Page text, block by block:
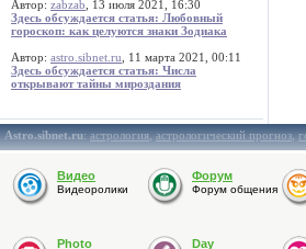
Автор: zabzab , 13 июля 2021, 16:30
Здесь обсуждается статья: Любовный
гороскоп: как целуются знаки Зодиака
Автор: astro.sibnet.ru , 11 марта 2021, 00:11
Здесь обсуждается статья: Числа
открывают тайны мироздания
Astro.sibnet.ru:астрология,астрологический прогноз,
Видео
Видеоролики
Форум
Форум общения
Photo Day